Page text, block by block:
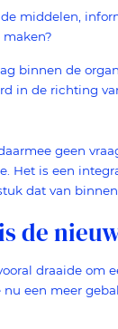
middelen,
binnen de
in de richting
geen
Het is een
dat van
de
draaide om
nu een meer